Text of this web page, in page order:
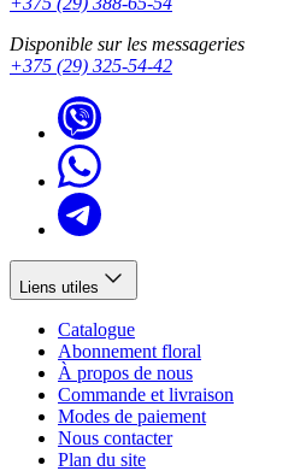
Disponible sur les messageries
+375 (29) 325-54-42
Liens utiles
Catalogue
Abonnement floral
À propos de nous
Commande et livraison
Modes de paiement
Nous contacter
Plan du site